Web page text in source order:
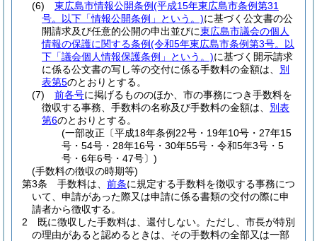
(6)
東広島市情報公開条例(平成15年東広島市条例第31
号。以下「情報公開条例」という。)に基づく公文書の公
開請求及び任意的公開の申出並びに東広島市議会の個人
情報の保護に関する条例(令和5年東広島市条例第3号。以
下「議会個人情報保護条例」という。)に基づく開示請求
に係る公文書の写し等の交付に係る手数料の金額は、 別
表第5のとおりとする。
(7)
前各号に掲げるもののほか、市の事務につき手数料を
徴収する事務、手数料の名称及び手数料の金額は、 別表
第6のとおりとする。
(一部改正〔平成18年条例22号・19年10号・27年15
号・54号・28年16号・30年55号・令和5年3号・5
号・6年6号・47号〕)
(手数料の徴収の時期等)
第3条
手数料は、 前条に規定する手数料を徴収する事務につ
いて、申請があった際又は申請に係る書類の交付の際に申
請者から徴収する。
2
既に徴収した手数料は、還付しない。 ただし、市長が特別
の理由があると認めるときは、その手数料の全部又は一部